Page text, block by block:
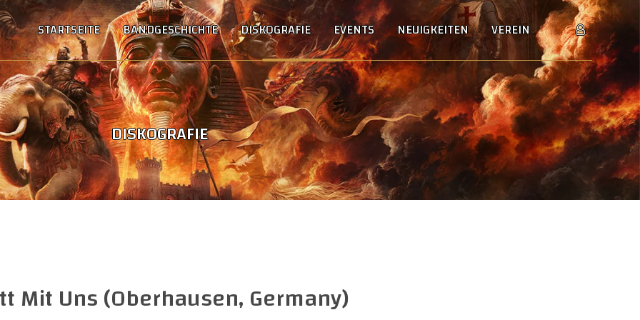
STARTSEITE BANDGESCHICHTE DISKOGRAFIE EVENTS NEUIGKEITEN VEREIN
DISKOGRAFIE
Mit Uns (Oberhausen, Germany)